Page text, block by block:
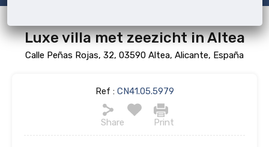
Luxe villa met zeezicht in Altea
Calle Peñas Rojas, 32, 03590 Altea, Alicante, España
Ref :CN41.05.5979
Share Print